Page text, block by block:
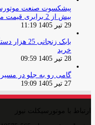
پیشکسوت صنعت
بیش از 2 برابری قیمت موتورسیکلت در مقایسه با سال 1404
29 تیر 1405 11:19
بابک
خرید
28 تیر 1405 09:59
گامی رو به جلو در مسیر
27 تیر 1405 19:09
ارتباط با موتورسیکلت نیوز